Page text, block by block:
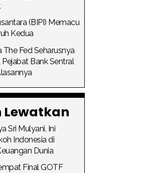
(BIPI) Memacu
Kedua
The Fed Seharusnya
Pejabat Bank Sentral
Sri Mulyani, Ini
Indonesia di
Dunia
Final GOTF